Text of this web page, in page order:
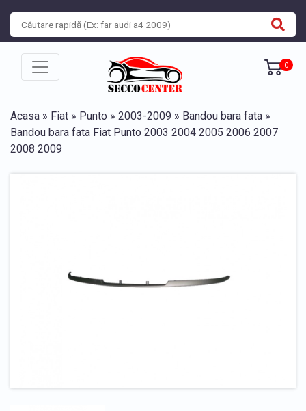
0
Acasa » Fiat » Punto » 2003-2009 » Bandou bara fata »
Bandou bara fata Fiat Punto 2003 2004 2005 2006 2007
2008 2009